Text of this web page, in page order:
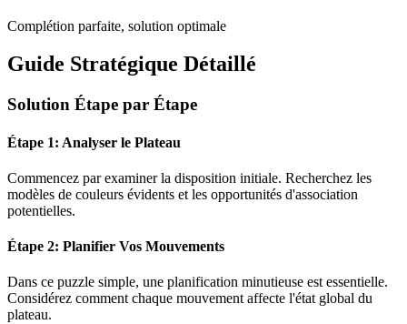
Complétion parfaite, solution optimale
Guide Stratégique Détaillé
Solution Étape par Étape
Étape 1: Analyser le Plateau
Commencez par examiner la disposition initiale. Recherchez les
modèles de couleurs évidents et les opportunités d'association
potentielles.
Étape 2: Planifier Vos Mouvements
Dans ce puzzle simple, une planification minutieuse est essentielle.
Considérez comment chaque mouvement affecte l'état global du
plateau.